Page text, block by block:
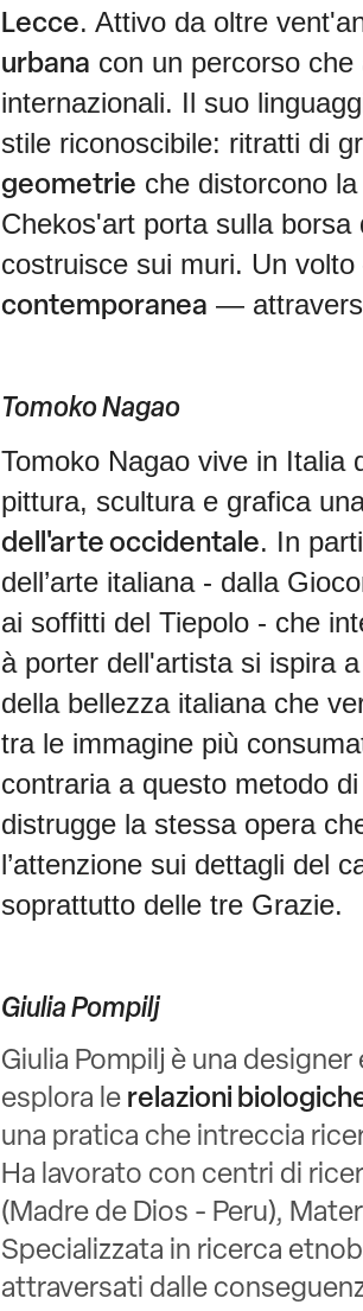
Lecce. Attivo da oltre
urbana con un percorso
internazionali. Il suo
stile riconoscibile: ritratti di
geometrie che distorcono
Chekos'art porta sulla
costruisce sui muri. Un
contemporanea —
Tomoko Nagao
Tomoko Nagao vive in Italia
pittura, scultura e grafica
dell'arte occidentale. In
dell’arte italiana - dalla
ai soffitti del Tiepolo - che
à porter dell'artista si ispira
della bellezza italiana che
tra le immagine più
contraria a questo metodo
distrugge la stessa opera
l’attenzione sui dettagli del
soprattutto delle tre Grazie.
Giulia Pompilj
Giulia Pompilj è una
esplora le relazioni
una pratica che intreccia
Ha lavorato con centri di
(Madre de Dios - Peru),
Specializzata in ricerca
attraversati dalle